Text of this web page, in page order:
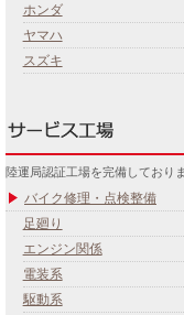
ホンダ
ヤマハ
スズキ
陸運局認証工場を完備しておりま
バイク修理・点検整備
足廻り
エンジン関係
電装系
駆動系